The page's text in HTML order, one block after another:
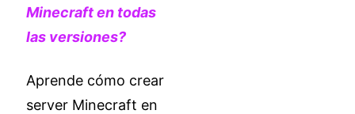
Minecraft en todas
las versiones?
Aprende cómo crear
server Minecraft en